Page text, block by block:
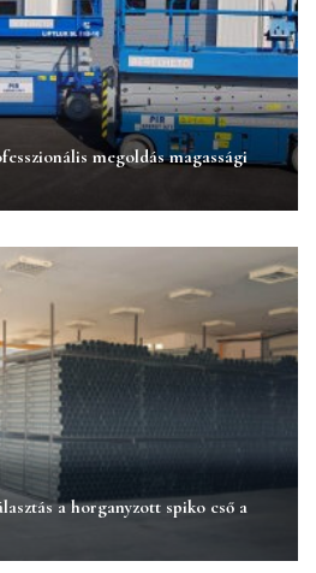
megoldás magassági
a horganyzott spiko cső a